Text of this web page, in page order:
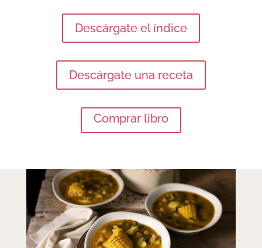
Descárgate el índice
Descárgate una receta
Comprar libro